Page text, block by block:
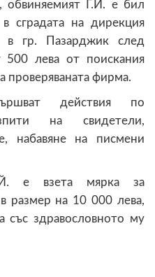
обвиняемият Г.Й. е бил
сградата на дирекция
в гр. Пазарджик след
500 лева от поискания
проверяваната фирма.
действия по
на свидетели,
набавяне на писмени
е взета мярка за
размер на 10 000 лева,
със здравословното му